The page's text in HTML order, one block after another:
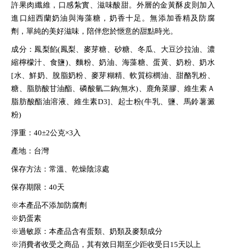
許果肉纖維，口感紮實、滋味酸甜。外層的金黃酥皮則加入
進口紐西蘭奶油與海藻糖，奶香十足。無添加香精及防腐
劑，單純的美好滋味，陪伴您於愜意的甜點時光。
成分：鳳梨餡(鳳梨、麥芽糖、砂糖、冬瓜、大豆沙拉油、濃
縮檸檬汁、食鹽)、麵粉、奶油、海藻糖、蛋黃、奶粉、奶水
[水、鮮奶、脫脂奶粉、麥芽糊精、軟質棕櫚油、甜酪乳粉、
糖、脂肪酸甘油酯、磷酸氫二鈉(無水)、鹿角菜膠、維生素Ａ
脂肪酸酯油溶液、維生素D3]、起士粉(牛乳、鹽、馬鈴薯澱
粉)
淨重：40±2公克×3入
產地：台灣
保存方法：常溫、乾燥陰涼處
保存期限：40天
※本產品不添加防腐劑
※奶蛋素
※過敏原：本產品含有蛋類、奶類及麥類成分
※消費者收受之商品，其有效日期至少距收受日15天以上